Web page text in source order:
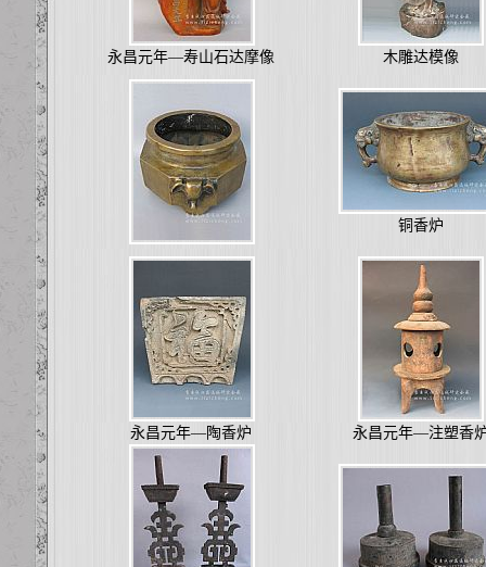
永昌元年—寿山石达摩像 木雕达模像
铜香炉
永昌元年—陶香炉 永昌元年—注塑香